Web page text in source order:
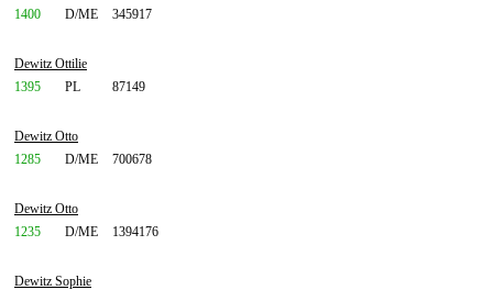
1400
D/ME 345917
Dewitz Ottilie
1395
PL 87149
Dewitz Otto
1285
D/ME 700678
Dewitz Otto
1235
D/ME 1394176
Dewitz Sophie